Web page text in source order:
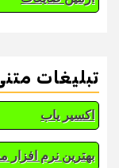
تبلیغات
اکسیر یاب
بهترین نرم